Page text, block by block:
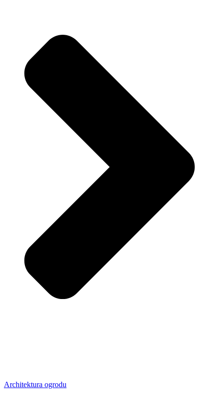
Architektura ogrodu